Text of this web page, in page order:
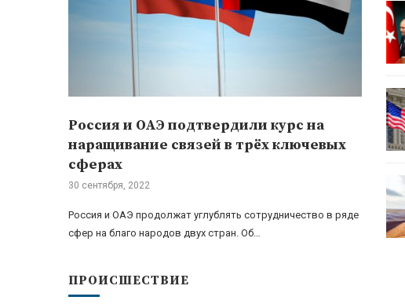
Россия и ОАЭ подтвердили курс на
наращивание связей в трёх ключевых
сферах
30 сентября, 2022
Россия и ОАЭ продолжат углублять сотрудничество в ряде
сфер на благо народов двух стран. Об…
ПРОИСШЕСТВИЕ